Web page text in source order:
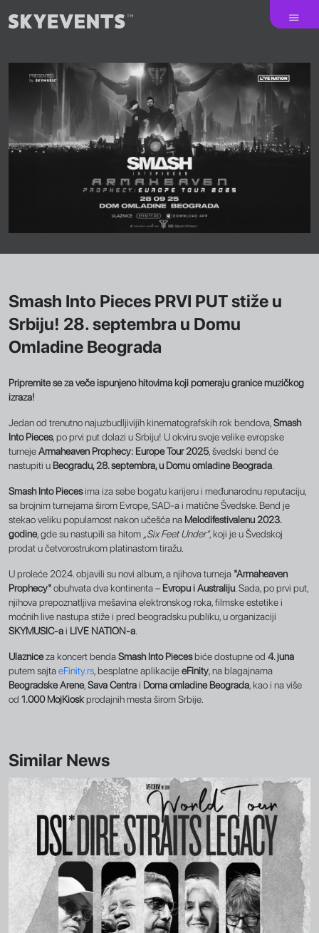
Smash Into Pieces PRVI PUT stiže u
Srbiju! 28. septembra u Domu
Omladine Beograda
Pripremite se za veče ispunjeno hitovima koji pomeraju granice muzičkog
izraza!
Jedan od trenutno najuzbudljivijih kinematografskih rok bendova,Smash
Into Pieces, po prvi put dolazi u Srbiju! U okviru svoje velike evropske
turnejeArmaheaven Prophecy: Europe Tour 2025, švedski bend će
nastupiti u Beogradu, 28. septembra, u Domu omladine Beograda
Smash Into Piecesima iza sebe bogatu karijeru i međunarodnu reputaciju,
sa brojnim turnejama širom Evrope, SAD-a i matične Švedske. Bend je
stekao veliku popularnost nakon učešća na Melodifestivalenu 2023.
godine, gde su nastupili sa hitom „Six Feet Under“, koji je u Švedskoj
prodat u četvorostrukom platinastom tiražu.
U proleće 2024. objavili su novi album, a njihova turneja "Armaheaven
Prophecy"obuhvata dva kontinenta – Evropu i Australiju . Sada, po prvi put,
njihova prepoznatljiva mešavina elektronskog roka, filmske estetike i
moćnih live nastupa stiže i pred beogradsku publiku, u organizaciji
SKYMUSIC-ai LIVE NATION-a
Ulazniceza koncert bendaSmash Into Piecesbiće dostupne od 4. juna
putem sajtaeFinity.rs, besplatne aplikacijeeFinity, na blagajnama
Beogradske Arene,Sava Centrai Doma omladine Beograda, kao i na više
od 1.000 MojKioskprodajnih mesta širom Srbije.
Similar News